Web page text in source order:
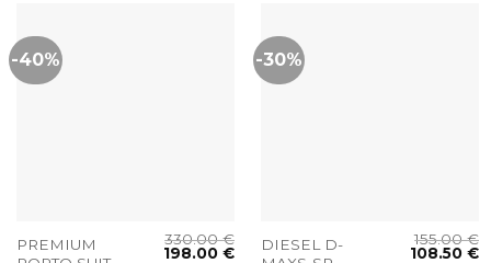
-40%
PREMIUM
330.00€
198.00€
-30%
DIESEL D-
155.00€
108.50€